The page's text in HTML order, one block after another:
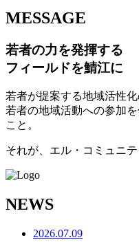
MESSAGE
若者の力を発揮する
フィールドを鯖江に
若者が提案する地域活性
若者の地域活動への参加
こと。
それが、エル・コミュニテ
NEWS
2026.07.09